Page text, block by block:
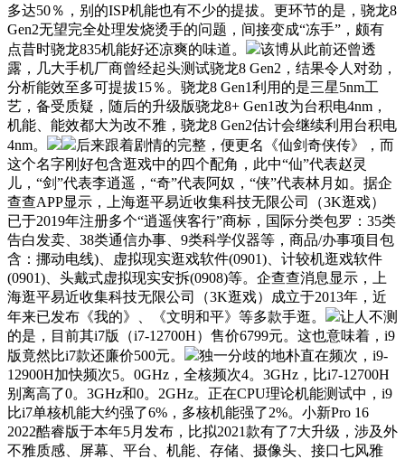
多达50％，别的ISP机能也有不少的提拔。更环节的是，骁龙8
Gen2无望完全处理发烧烫手的问题，间接变成“冻手”，颇有
点昔时骁龙835机能好还凉爽的味道。
该博从此前还曾透
露，几大手机厂商曾经起头测试骁龙8 Gen2，结果令人对劲，
分析能效至多可提拔15％。骁龙8 Gen1利用的是三星5nm工
艺，备受质疑，随后的升级版骁龙8+ Gen1改为台积电4nm，
机能、能效都大为改不雅，骁龙8 Gen2估计会继续利用台积电
4nm。
后来跟着剧情的完整，便更名《仙剑奇侠传》，而
这个名字刚好包含逛戏中的四个配角，此中“仙”代表赵灵
儿，“剑”代表李逍遥，“奇”代表阿奴，“侠”代表林月如。据企
查查APP显示，上海逛平易近收集科技无限公司（3K逛戏）
已于2019年注册多个“逍遥侠客行”商标，国际分类包罗：35类
告白发卖、38类通信办事、9类科学仪器等，商品/办事项目包
含：挪动电线)、虚拟现实逛戏软件(0901)、计较机逛戏软件
(0901)、头戴式虚拟现实安拆(0908)等。企查查消息显示，上
海逛平易近收集科技无限公司（3K逛戏）成立于2013年，近
年来已发布《我的》、《文明和平》等多款手逛。
让人不测
的是，目前其i7版（i7-12700H）售价6799元。这也意味着，i9
版竟然比i7款还廉价500元。
独一分歧的地朴直在频次，i9-
12900H加快频次5。0GHz，全核频次4。3GHz，比i7-12700H
别离高了0。3GHz和0。2GHz。正在CPU理论机能测试中，i9
比i7单核机能大约强了6%，多核机能强了2%。小新Pro 16
2022酷睿版于本年5月发布，比拟2021款有了7大升级，涉及外
不雅质感、屏幕、平台、机能、存储、摄像头、接口七风雅